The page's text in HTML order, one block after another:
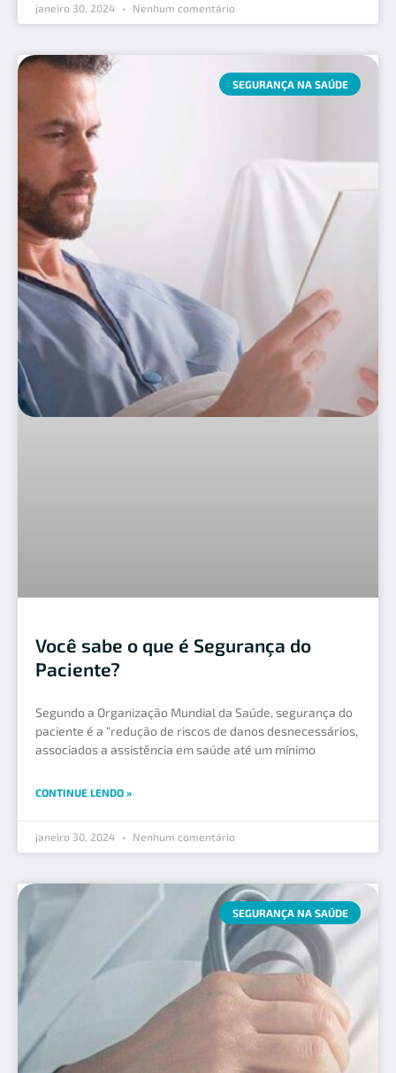
janeiro 30, 2024 Nenhum comentário
SEGURANÇA NA SAÚDE
Você sabe o que é Segurança do
Paciente?
Segundo a Organização Mundial da Saúde, segurança do
paciente é a “redução de riscos de danos desnecessários,
associados a assistência em saúde até um mínimo
CONTINUE LENDO »
janeiro 30, 2024 Nenhum comentário
SEGURANÇA NA SAÚDE